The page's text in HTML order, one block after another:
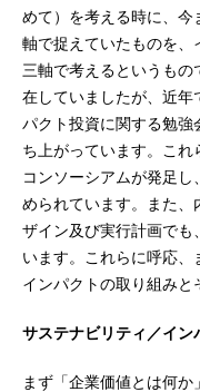
めて）を考える時に、今
軸で捉えていたものを
三軸で考えるというも
在していましたが、近年
パクト投資に関する勉強
ち上がっています。これ
コンソーシアムが発足
められています。また
ザイン及び実行計画でも
います。これらに呼応、
インパクトの取り組みと
サステナビリティ／イ
まず「企業価値とは何